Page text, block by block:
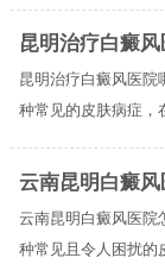
昆明治疗白癜
昆明治疗白癜风医院
种常见的皮肤病症，
云南昆明白癜
云南昆明白癜风医院
种常见且令人困扰的